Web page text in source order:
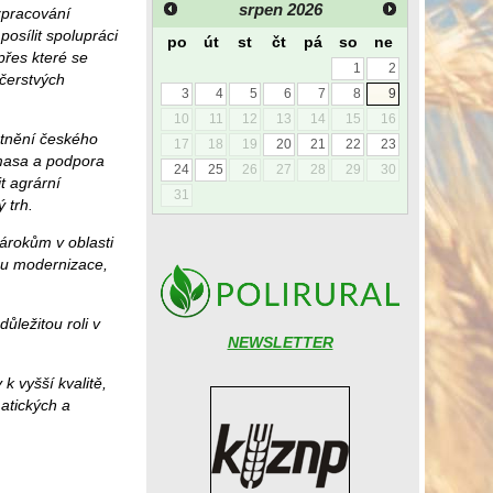
spolupráci
které se
českého
a podpora
agrární
trh.
v oblasti
modernizace,
roli v
vyšší kvalitě,
a
srpen 2026
po út st čt pá so ne
1
2
3
4 5 6 7 8
9
10
11 12 13 14 15
16
17
18 19 20 21 22
23
24
25 26 27 28 29
30
31
NEWSLETTER